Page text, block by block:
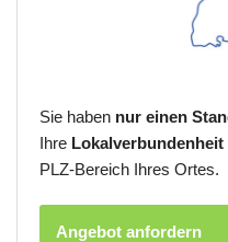
Sie haben nur einen
Ihre Lokalverbundenheit
PLZ-Bereich Ihres Ortes.
Angebot anfordern